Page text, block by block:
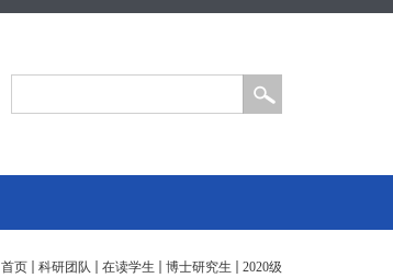
首页 科研团队 在读学生 博士研究生 2020级